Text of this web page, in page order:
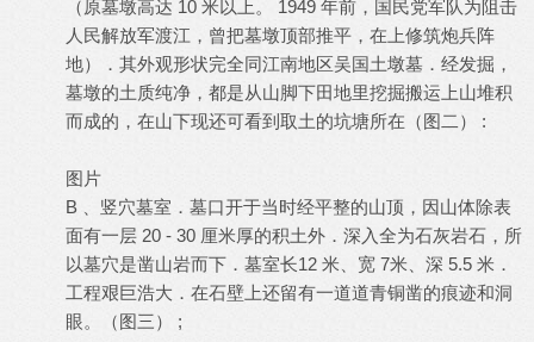
（原墓墩高达 10 米以上。 1949 年前，国民党军队为阻击
人民解放军渡江，曾把墓墩顶部推平，在上修筑炮兵阵
地）．其外观形状完全同江南地区吴国土墩墓．经发掘，
墓墩的土质纯净，都是从山脚下田地里挖掘搬运上山堆积
而成的，在山下现还可看到取土的坑塘所在（图二） :
图片
B 、竖穴墓室．墓口开于当时经平整的山顶，因山体除表
面有一层 20 - 30 厘米厚的积土外．深入全为石灰岩石，所
以墓穴是凿山岩而下．墓室长12 米、宽 7米、深 5.5 米．
工程艰巨浩大．在石壁上还留有一道道青铜凿的痕迹和洞
眼。（图三） ;